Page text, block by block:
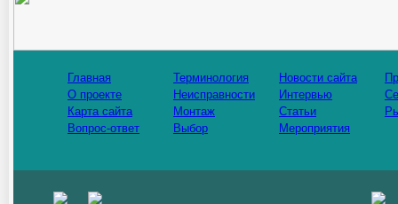
Главная
О проекте
Карта сайта
Вопрос-ответ
Терминология
Неисправности
Монтаж
Выбор
Новости сайта
Интервью
Статьи
Мероприятия